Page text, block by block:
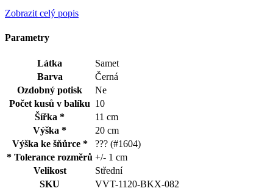
Zobrazit celý popis
Parametry
Látka
Samet
Barva
Černá
Ozdobný potisk
Ne
Počet kusů v balíku 10
Šířka *
11 cm
Výška *
20 cm
Výška ke šňůrce *
??? (#1604)
* Tolerance rozměrů +/- 1 cm
Velikost
Střední
SKU
VVT-1120-BKX-082